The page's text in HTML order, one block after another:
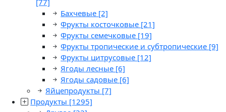
[77]
Бахчевые [2]
Фрукты косточковые [21]
Фрукты семечковые [19]
Фрукты тропические и субтропические [9]
Фрукты цитрусовые [12]
Ягоды лесные [6]
Ягоды садовые [6]
Яйцепродукты [7]
Продукты [1295]